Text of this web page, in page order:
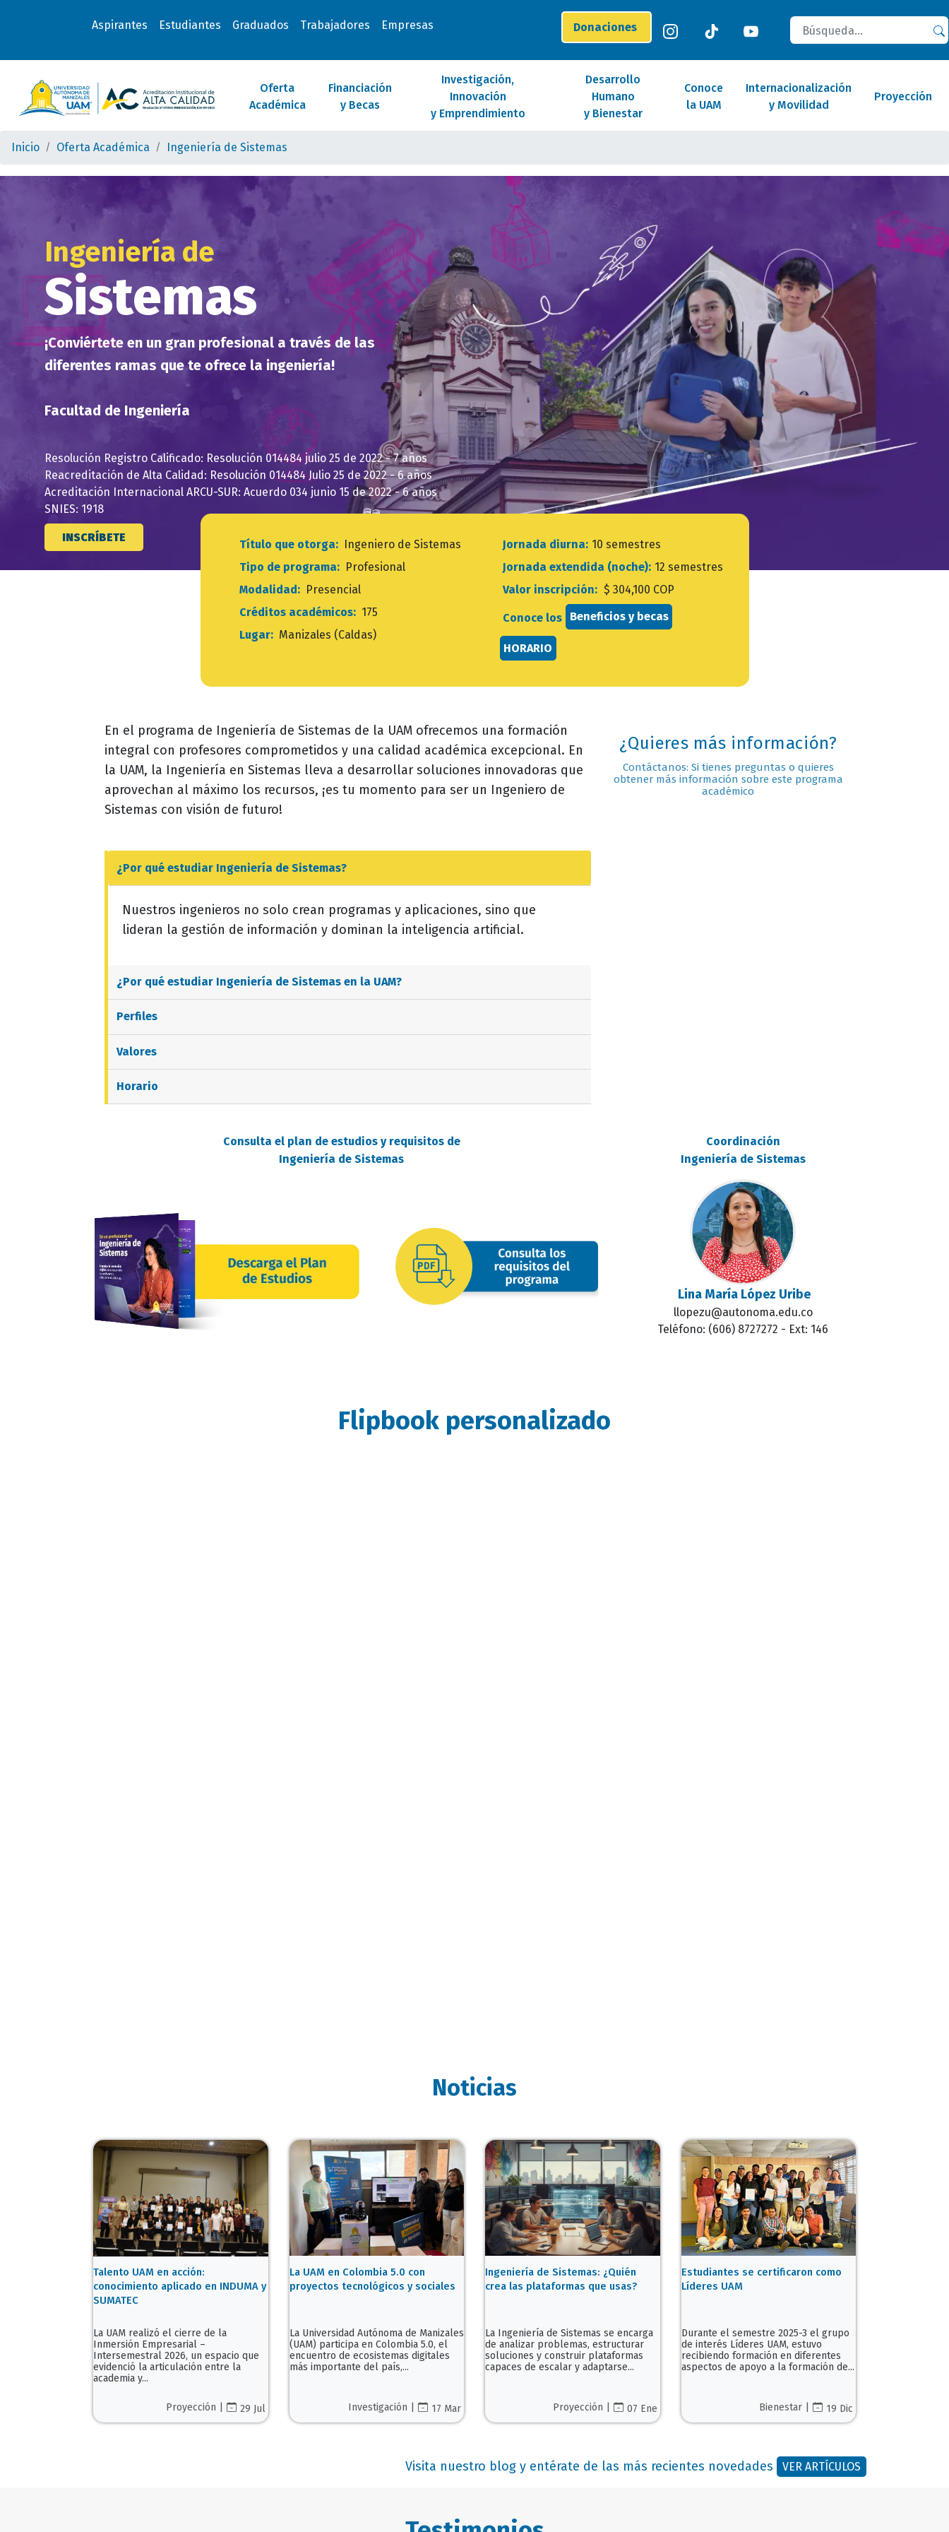
Aspirantes Estudiantes Graduados Trabajadores Empresas Donaciones
Buscar
Oferta
Académica
Financiación
y Becas
Investigación,
Innovación
y Emprendimiento
Desarrollo
Humano
y Bienestar
Conoce
la UAM
Internacionalización
y Movilidad
Proyección
Inicio Oferta Académica Ingeniería de Sistemas
Ingeniería de
Sistemas
¡Conviértete en un gran profesional a través de las
diferentes ramas que te ofrece la ingeniería!
Facultad de Ingeniería
Resolución Registro Calificado: Resolución 014484 julio 25 de 2022 - 7 años
Reacreditación de Alta Calidad: Resolución 014484 Julio 25 de 2022 - 6 años
Acreditación Internacional ARCU-SUR: Acuerdo 034 junio 15 de 2022 - 6 años
SNIES: 1918
INSCRÍBETE
Título que otorga:
Ingeniero de Sistemas
Tipo de programa:Profesional
Modalidad:Presencial
Créditos académicos:175
Lugar:Manizales (Caldas)
Jornada diurna:10 semestres
Jornada extendida (noche):12 semestres
Valor inscripción:$ 304,100 COP
Conoce los Beneficios y becas
HORARIO
En el programa de Ingeniería de Sistemas de la UAM ofrecemos una formación
integral con profesores comprometidos y una calidad académica excepcional. En
la UAM, la Ingeniería en Sistemas lleva a desarrollar soluciones innovadoras que
aprovechan al máximo los recursos, ¡es tu momento para ser un Ingeniero de
Sistemas con visión de futuro!
¿Por qué estudiar Ingeniería de Sistemas?
Nuestros ingenieros no solo crean programas y aplicaciones, sino que
lideran la gestión de información y dominan la inteligencia artificial.
¿Por qué estudiar Ingeniería de Sistemas en la UAM?
Perfiles
Valores
Horario
¿Quieres más información?
Contáctanos: Si tienes preguntas o quieres
obtener más información sobre este programa
académico
Consulta el plan de estudios y requisitos de
Ingeniería de Sistemas
image
Coordinación
Ingeniería de Sistemas
Lina María López Uribe
llopezu@autonoma.edu.co
Teléfono: (606) 8727272 - Ext: 146
Flipbook personalizado
Noticias
Talento UAM en acción:
conocimiento aplicado en INDUMA y
SUMATEC
La UAM realizó el cierre de la
Inmersión Empresarial –
Intersemestral 2026, un espacio que
evidenció la articulación entre la
academia y...
Proyección | 29 Jul
La UAM en Colombia 5.0 con
proyectos tecnológicos y sociales
La Universidad Autónoma de Manizales
(UAM) participa en Colombia 5.0, el
encuentro de ecosistemas digitales
más importante del país,...
Investigación | 17 Mar
Ingeniería de Sistemas: ¿Quién
crea las plataformas que usas?
La Ingeniería de Sistemas se encarga
de analizar problemas, estructurar
soluciones y construir plataformas
capaces de escalar y adaptarse...
Proyección | 07 Ene
Estudiantes se certificaron como
Líderes UAM
Durante el semestre 2025-3 el grupo
de interés Líderes UAM, estuvo
recibiendo formación en diferentes
aspectos de apoyo a la formación de...
Bienestar | 19 Dic
Visita nuestro blog y entérate de las más recientes novedades VER ARTÍCULOS